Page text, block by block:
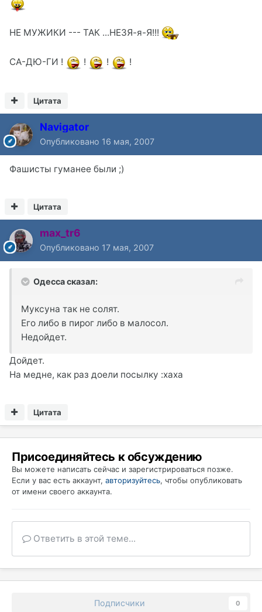
НЕ МУЖИКИ --- ТАК ...НЕЗЯ-я-Я!!!
СА-ДЮ-ГИ ! ! ! !
Цитата
Navigator
Опубликовано 16 мая, 2007
Фашисты гуманее были ;)
Цитата
max_tr6
Опубликовано 17 мая, 2007
Одесса сказал:
Муксуна так не солят.
Его либо в пирог либо в малосол.
Недойдет.
Дойдет.
На медне, как раз доели посылку :xaxa
Цитата
Присоединяйтесь к обсуждению
Вы можете написать сейчас и зарегистрироваться позже.
Если у вас есть аккаунт, авторизуйтесь, чтобы опубликовать
от имени своего аккаунта.
Ответить в этой теме...
Подписчики 0